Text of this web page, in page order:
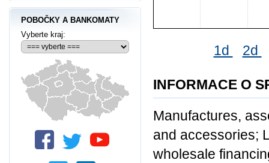
1d 2d
INFORMACE O
Manufactures,
and accessories;
wholesale
POBOČKY A BANKOMATY
Vyberte kraj: